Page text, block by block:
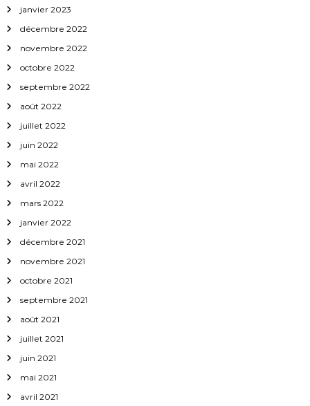
janvier 2023
décembre 2022
novembre 2022
octobre 2022
septembre 2022
août 2022
juillet 2022
juin 2022
mai 2022
avril 2022
mars 2022
janvier 2022
décembre 2021
novembre 2021
octobre 2021
septembre 2021
août 2021
juillet 2021
juin 2021
mai 2021
avril 2021